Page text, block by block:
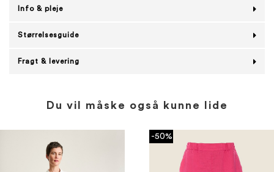
Info & pleje
Størrelsesguide
Fragt & levering
Du vil måske også kunne lide
-50%